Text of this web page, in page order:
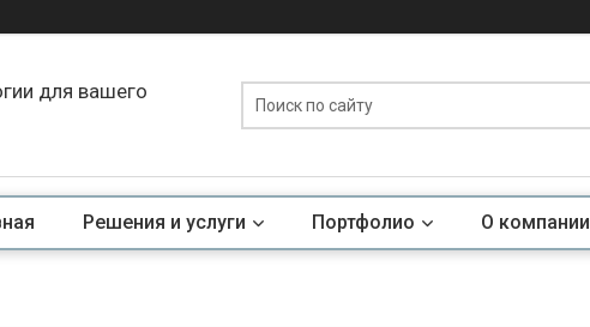
для вашего
Решения и услуги Портфолио О компании